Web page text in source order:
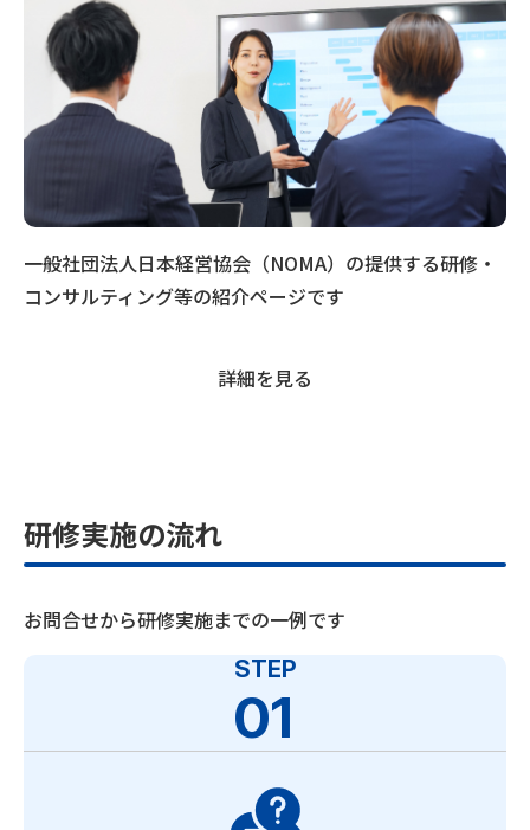
一般社団法人日本経営協会（NOMA）の提供する研修・
コンサルティング等の紹介ページです
詳細を見る
研修実施の流れ
お問合せから研修実施までの一例です
STEP
01